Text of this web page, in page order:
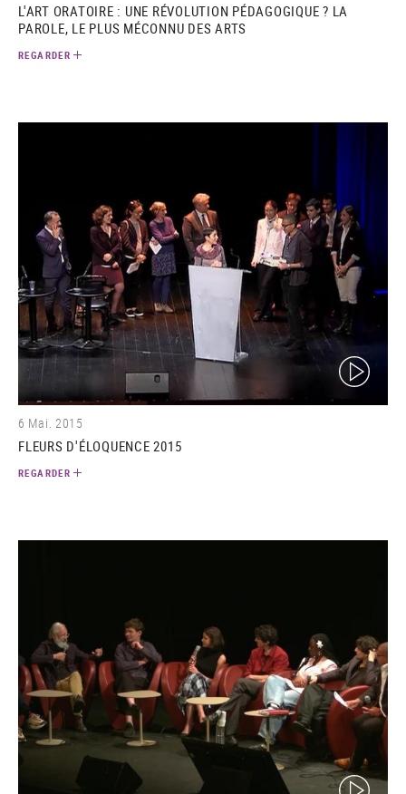
L'ART ORATOIRE : UNE RÉVOLUTION PÉDAGOGIQUE ? LA
PAROLE, LE PLUS MÉCONNU DES ARTS
REGARDER
(video)
6 Mai. 2015
FLEURS D'ÉLOQUENCE 2015
REGARDER
(video)